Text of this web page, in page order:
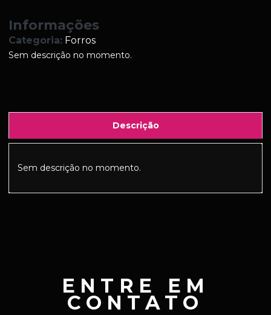
Informações
Categoria: Forros
Sem descrição no momento.
Descrição
Sem descrição no momento.
ENTRE EM
CONTATO